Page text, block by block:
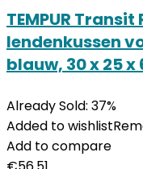
TEMPUR
lendenkussen
blauw, 30 x 25 x
Already Sold: 37%
Added to wishlist
Add to compare